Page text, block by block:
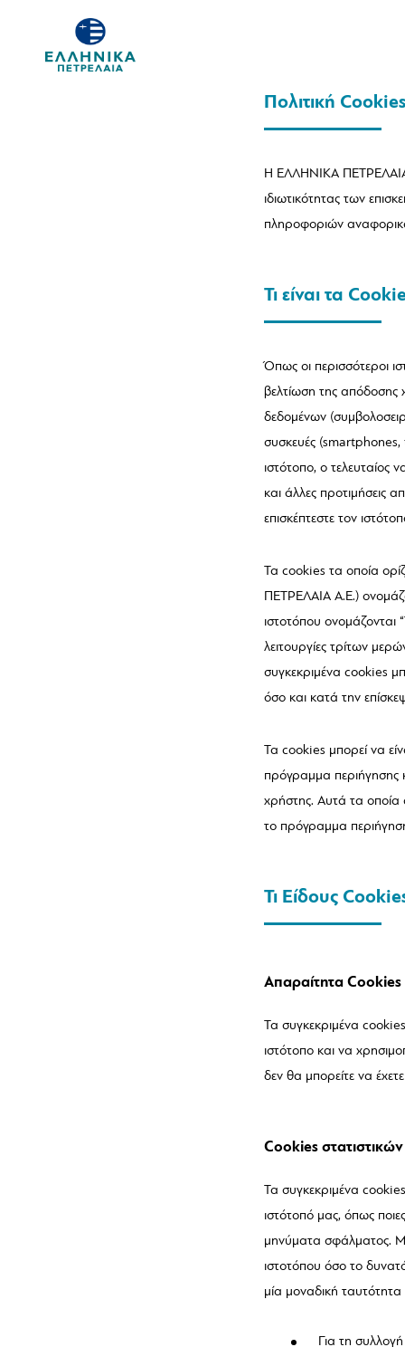
Πολιτική Cookies
H ΕΛΛΗΝΙΚΑ ΠΕΤΡΕΛΑΙΑ
ιδιωτικότητας των
πληροφοριών
Τι είναι τα
Όπως οι περισσότεροι
βελτίωση της απόδοσης
δεδομένων
συσκευές (smartphones,
ιστότοπο, ο
και άλλες προτιμήσεις
επισκέπτεστε τον
Τα cookies τα οποία
ΠΕΤΡΕΛΑΙΑ Α.Ε.)
ιστοτόπου
λειτουργίες τρίτων
συγκεκριμένα cookies
όσο και κατά την
Τα cookies μπορεί να
πρόγραμμα περιήγησης
χρήστης. Αυτά τα οποία
το πρόγραμμα
Τι Είδους
Απαραίτητα
Τα συγκεκριμένα
ιστότοπο και να
δεν θα μπορείτε να
Cookies
Τα συγκεκριμένα
ιστότοπό μας, όπως
μηνύματα σφάλματος.
ιστοτόπου όσο το
μία μοναδική
Για τη